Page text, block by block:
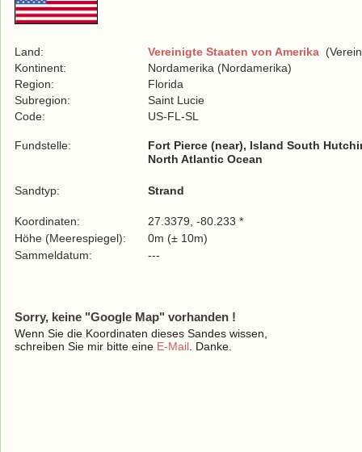
Land: Vereinigte Staaten von Amerika
Kontinent:
Nordamerika (Nordamerika)
Region:
Florida
Subregion:
Saint Lucie
Code:
US-FL-SL
Fundstelle:
Fort Pierce (near), Island South
North Atlantic Ocean
Sandtyp: Strand
Koordinaten:
27.3379, -80.233 *
Höhe (Meerespiegel):
0m (± 10m)
Sammeldatum:
---
Sorry, keine "Google Map" vorhanden !
Wenn Sie die Koordinaten dieses Sandes wissen,
schreiben Sie mir bitte eine E-Mail . Danke.